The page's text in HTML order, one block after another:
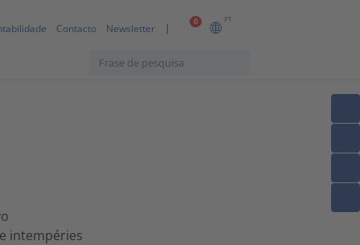
0 PT
Contacto Newsletter
intempéries